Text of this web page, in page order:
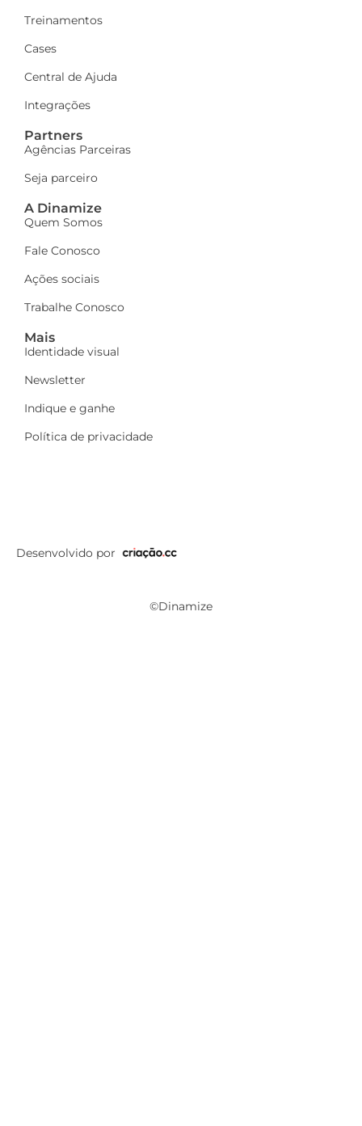
Treinamentos
Cases
Central de Ajuda
Integrações
Partners
Agências Parceiras
Seja parceiro
A Dinamize
Quem Somos
Fale Conosco
Ações sociais
Trabalhe Conosco
Mais
Identidade visual
Newsletter
Indique e ganhe
Política de privacidade
Desenvolvido por
©Dinamize